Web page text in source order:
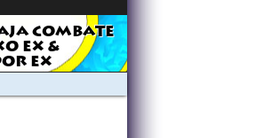
COMBATE
EX &
EX